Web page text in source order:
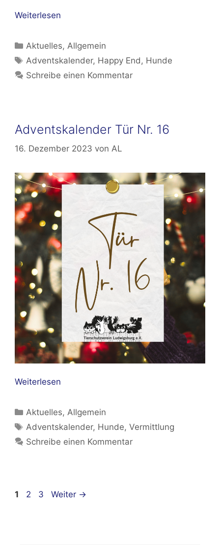
Weiterlesen
Kategorien
Aktuelles,Allgemein
Schlagwörter
Adventskalender, Happy End, Hunde
Schreibe einen Kommentar
Adventskalender Tür Nr. 16
16. Dezember 2023 von AL
Weiterlesen
Kategorien
Aktuelles,Allgemein
Schlagwörter
Adventskalender, Hunde,Vermittlung
Schreibe einen Kommentar
Beitrags-
Seite
1 Seite
2 Seite
3 Weiter →